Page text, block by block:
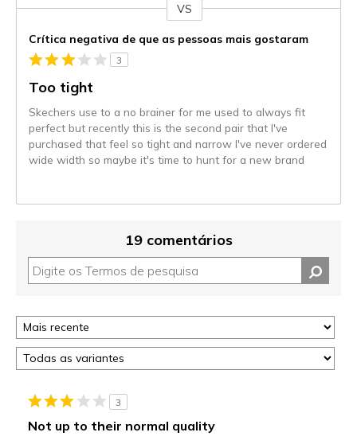
VS
Crítica negativa de que as pessoas mais gostaram
3
Too tight
Skechers use to a no brainer for me used to always fit
perfect but recently this is the second pair that I've
purchased that feel so tight and narrow I've never ordered
wide width so maybe it's time to hunt for a new brand
19 comentários
3
Not up to their normal quality